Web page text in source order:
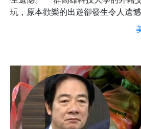
玩，原本歡樂的出遊卻發生令人遺